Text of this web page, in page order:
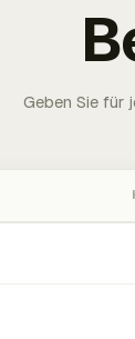
Geben Sie für